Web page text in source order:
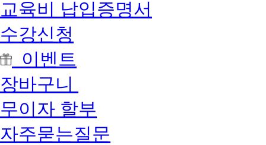
교육비 납입증명서
수강신청
이벤트
장바구니
무이자 할부
자주묻는질문